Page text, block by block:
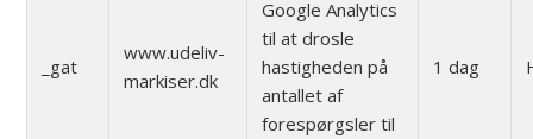
_gat
www.udeliv-
markiser.dk
Google Analytics
til at drosle
hastigheden på
antallet af
forespørgsler til
1 dag